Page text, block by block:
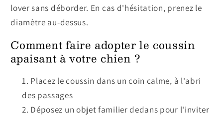
lover sans déborder. En cas d'hésitation, prenez le
diamètre au-dessus.
Comment faire adopter le coussin
apaisant à votre chien ?
Placez le coussin dans un coin calme, à l'abri
des passages
Déposez un objet familier dedans pour l'inviter